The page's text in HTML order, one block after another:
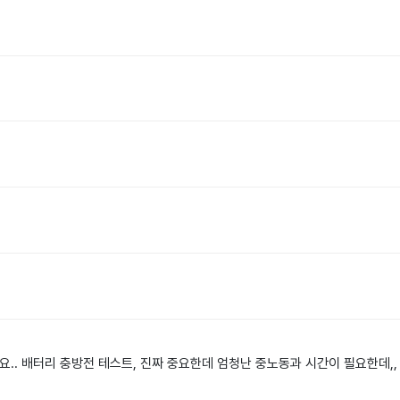
배터리 충방전 테스트, 진짜 중요한데 엄청난 중노동과 시간이 필요한데,,